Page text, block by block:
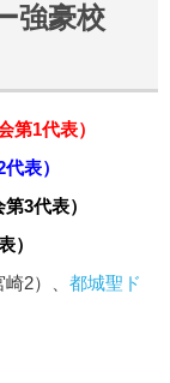
強豪校
第1代表）
表）
3代表）
）
崎2）、 都城聖ド